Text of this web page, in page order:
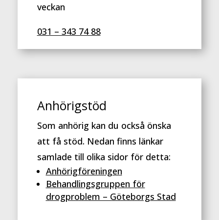
veckan
031 – 343 74 88
Anhörigstöd
Som anhörig kan du också önska
att få stöd. Nedan finns länkar
samlade till olika sidor för detta:
Anhörigföreningen
Behandlingsgruppen för
drogproblem – Göteborgs Stad